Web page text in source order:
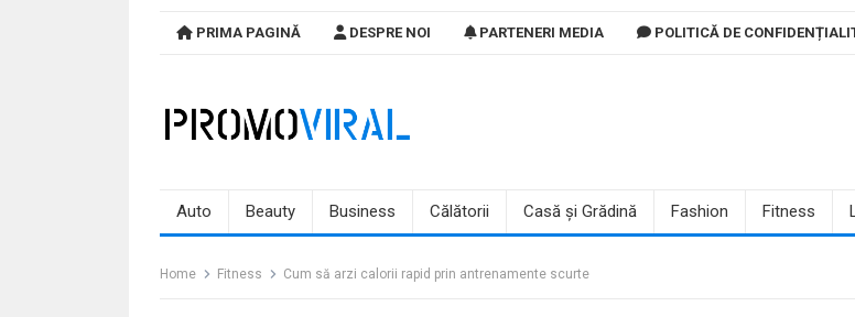
PRIMA PAGINĂ DESPRE NOI PARTENERI MEDIA POLITICĂ DE
Auto Beauty Business Călătorii Casă și Grădină Fashion Fitness
Home Fitness Cum să arzi calorii rapid prin antrenamente scurte